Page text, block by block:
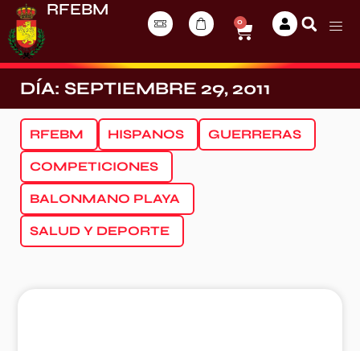
RFEBM
0
DÍA: SEPTIEMBRE 29, 2011
RFEBM HISPANOS GUERRERAS
COMPETICIONES
BALONMANO PLAYA
SALUD Y DEPORTE